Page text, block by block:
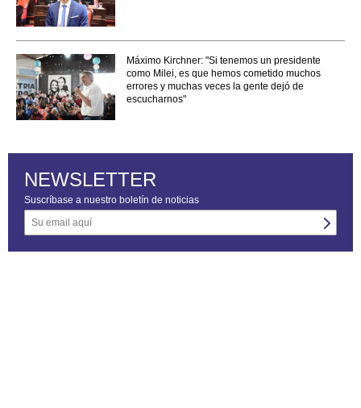
Máximo Kirchner: "Si tenemos un presidente
como Milei, es que hemos cometido muchos
errores y muchas veces la gente dejó de
escucharnos"
NEWSLETTER
Suscríbase a nuestro boletín de noticias